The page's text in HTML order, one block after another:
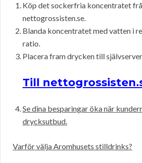
Köp det sockerfria koncentratet
nettogrossisten.se.
Blanda koncentratet med vatten i
ratio.
Placera fram drycken till
Till
Se dina besparingar öka när
drycksutbud.
Varför välja Aromhusets stilldrinks?